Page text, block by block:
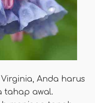
Anda harus
tahap awal.